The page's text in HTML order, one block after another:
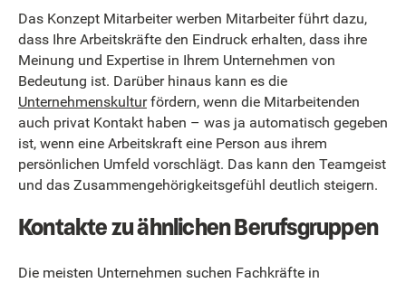
Das Konzept Mitarbeiter werben Mitarbeiter führt dazu,
dass Ihre Arbeitskräfte den Eindruck erhalten, dass ihre
Meinung und Expertise in Ihrem Unternehmen von
Bedeutung ist. Darüber hinaus kann es die
Unternehmenskulturfördern, wenn die Mitarbeitenden
auch privat Kontakt haben – was ja automatisch gegeben
ist, wenn eine Arbeitskraft eine Person aus ihrem
persönlichen Umfeld vorschlägt. Das kann den Teamgeist
und das Zusammengehörigkeitsgefühl deutlich steigern.
Kontakte zu ähnlichen Berufsgruppen
Die meisten Unternehmen suchen Fachkräfte in